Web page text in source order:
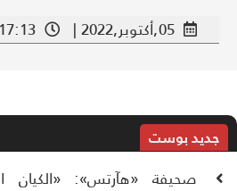
05,أكتوبر,2022 |
17:13 |
جديد بوست
صحيفة «هآرتس»: «الكيان